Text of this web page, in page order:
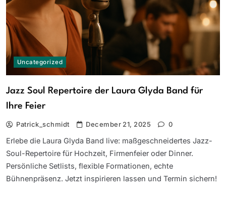
Uncategorized
Jazz Soul Repertoire der Laura Glyda Band für
Ihre Feier
Patrick_schmidt December 21, 2025 0
Erlebe die Laura Glyda Band live: maßgeschneidertes Jazz-
Soul-Repertoire für Hochzeit, Firmenfeier oder Dinner.
Persönliche Setlists, flexible Formationen, echte
Bühnenpräsenz. Jetzt inspirieren lassen und Termin sichern!